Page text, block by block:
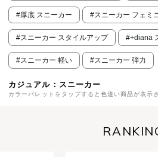
#厚底 スニーカー #スニーカー フェミ
#スニーカー スタイルアップ #+diana
#スニーカー 軽い #スニーカー 弾力
カジュアル：スニーカー
カラーパレットをタップすると色違い商品が表示